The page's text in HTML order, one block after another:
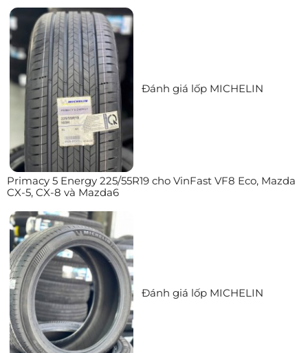
Đánh giá lốp MICHELIN
Primacy 5 Energy 225/55R19 cho VinFast VF8 Eco, Mazda
CX-5, CX-8 và Mazda6
Đánh giá lốp MICHELIN